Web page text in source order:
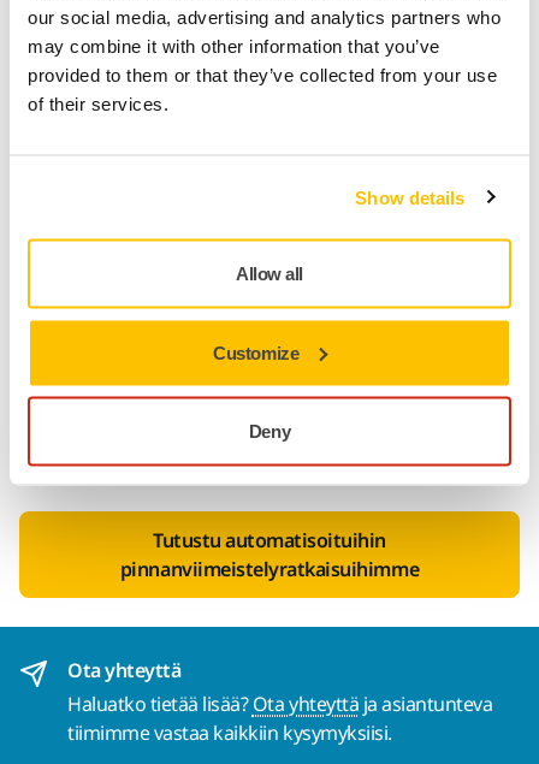
our social media, advertising and analytics partners who
may combine it with other information that you’ve
provided to them or that they’ve collected from your use
of their services.
Show details
Allow all
Customize
Deny
Evald Lassus, Business Sector Manager Mirkalta,
huomauttaa:
"Mirka on kehittänyt pinnanviimeistelyratkaisuja yli
Tämä uusi yhteistyö laajentaa kykyämme kehittää ja
toimittaa automatisoidun pinnanviimeistelyn johtavia
ratkaisuja sekä nykyisille että tuleville asiakkaille."
Lisätiedot: Mirkan toimitusjohtaja Stefan Sjöberg tai
Mirkan Business Sector Manager Evald Lassus.
evald.lassus@mirka.com
Tutustu automatisoituihin
pinnanviimeistelyratkaisuihimme
Ota yhteyttä
Haluatko tietää lisää?Ota yhteyttä ja asiantunteva
tiimimme vastaa kaikkiin kysymyksiisi.